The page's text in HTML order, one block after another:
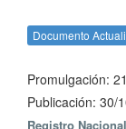
Documento
Promulgación:
Publicación: 30/
Registro